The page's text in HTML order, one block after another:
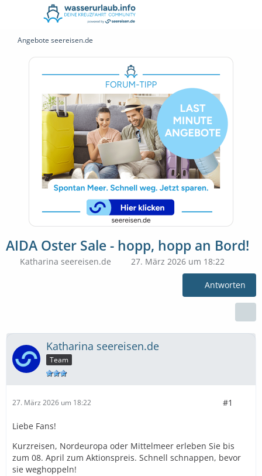
Angebote seereisen.de
AIDA Oster Sale - hopp, hopp an Bord!
Katharina seereisen.de 27. März 2026 um 18:22
Antworten
Katharina seereisen.de
Team
27. März 2026 um 18:22 #1
Liebe Fans!
Kurzreisen, Nordeuropa oder Mittelmeer erleben Sie bis
zum 08. April zum Aktionspreis. Schnell schnappen, bevor
sie weghoppeln!